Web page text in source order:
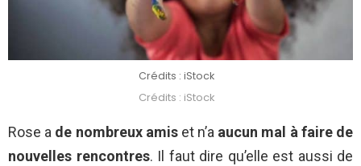
Crédits : iStock
Crédits : iStock
Rose a de nombreux amiset n’a aucun mal à faire de
nouvelles rencontres. Il faut dire qu’elle est aussi de